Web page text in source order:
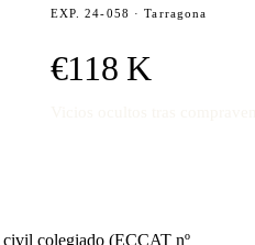
EXP. 24-058 · Tarragona
€118 K
colegiado (ECCAT nº